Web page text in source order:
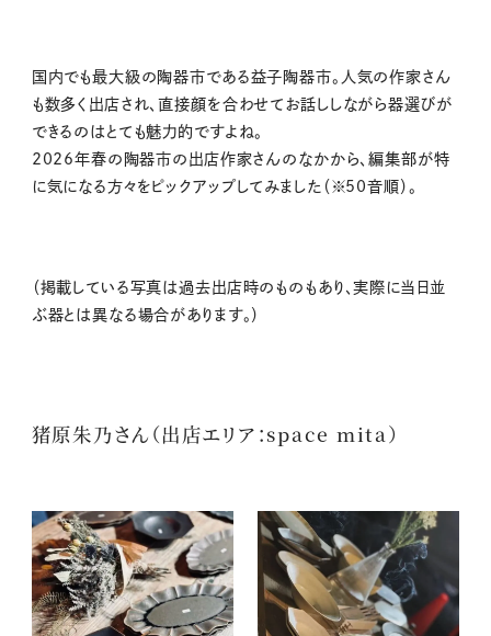
国内でも最大級の陶器市である益子陶器市。人気の作家さん
も数多く出店され、直接顔を合わせてお話ししながら器選びが
できるのはとても魅力的ですよね。
2026年春の陶器市の出店作家さんのなかから、編集部が特
に気になる方々をピックアップしてみました（※50音順）。
（掲載している写真は過去出店時のものもあり、実際に当日並
ぶ器とは異なる場合があります。）
猪原朱乃さん（出店エリア：space mita）